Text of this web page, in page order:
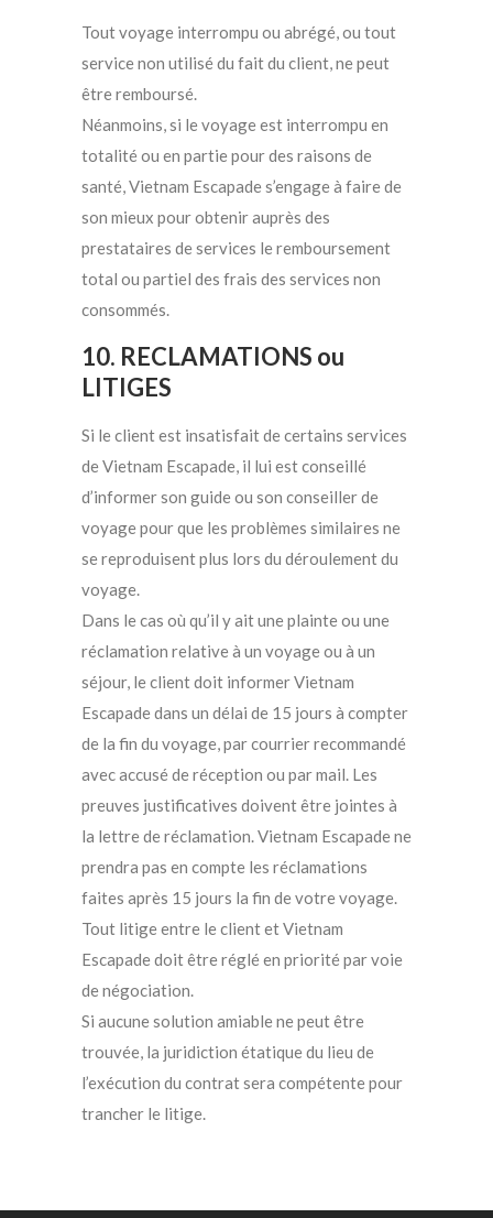
Tout voyage interrompu ou abrégé, ou tout
service non utilisé du fait du client, ne peut
être remboursé.
Néanmoins, si le voyage est interrompu en
totalité ou en partie pour des raisons de
santé, Vietnam Escapade s’engage à faire de
son mieux pour obtenir auprès des
prestataires de services le remboursement
total ou partiel des frais des services non
consommés.
10. RECLAMATIONS ou
LITIGES
Si le client est insatisfait de certains services
de Vietnam Escapade, il lui est conseillé
d’informer son guide ou son conseiller de
voyage pour que les problèmes similaires ne
se reproduisent plus lors du déroulement du
voyage.
Dans le cas où qu’il y ait une plainte ou une
réclamation relative à un voyage ou à un
séjour, le client doit informer Vietnam
Escapade dans un délai de 15 jours à compter
de la fin du voyage, par courrier recommandé
avec accusé de réception ou par mail. Les
preuves justificatives doivent être jointes à
la lettre de réclamation. Vietnam Escapade ne
prendra pas en compte les réclamations
faites après 15 jours la fin de votre voyage.
Tout litige entre le client et Vietnam
Escapade doit être réglé en priorité par voie
de négociation.
Si aucune solution amiable ne peut être
trouvée, la juridiction étatique du lieu de
l’exécution du contrat sera compétente pour
trancher le litige.